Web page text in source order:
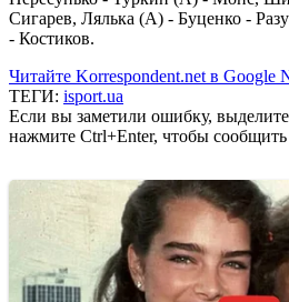
Сигарев, Лялька (А) - Буценко -
- Костиков.
Читайте Korrespondent.net в Google
ТЕГИ: isport.ua
Если вы заметили ошибку,
нажмите Ctrl+Enter, чтобы